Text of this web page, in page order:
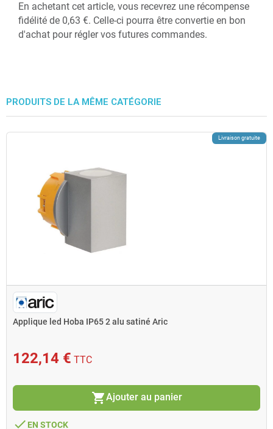
En achetant cet article, vous recevrez une récompense
fidélité de 0,63 €. Celle-ci pourra être convertie en bon
d'achat pour régler vos futures commandes.
PRODUITS DE LA MÊME CATÉGORIE
Livraison gratuite
Applique led Hoba IP65 2 alu satiné Aric
122,14 € TTC
shopping_cartAjouter au panier
done EN STOCK